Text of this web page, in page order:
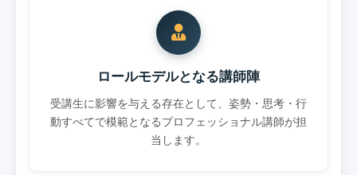
ロールモデルとなる講師陣
受講生に影響を与える存在として、姿勢・思考・行
動すべてで模範となるプロフェッショナル講師が担
当します。